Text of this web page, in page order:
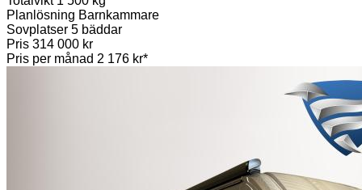
Planlösning Barnkammare
Sovplatser 5 bäddar
Pris 314 000 kr
Pris per månad 2 176 kr*